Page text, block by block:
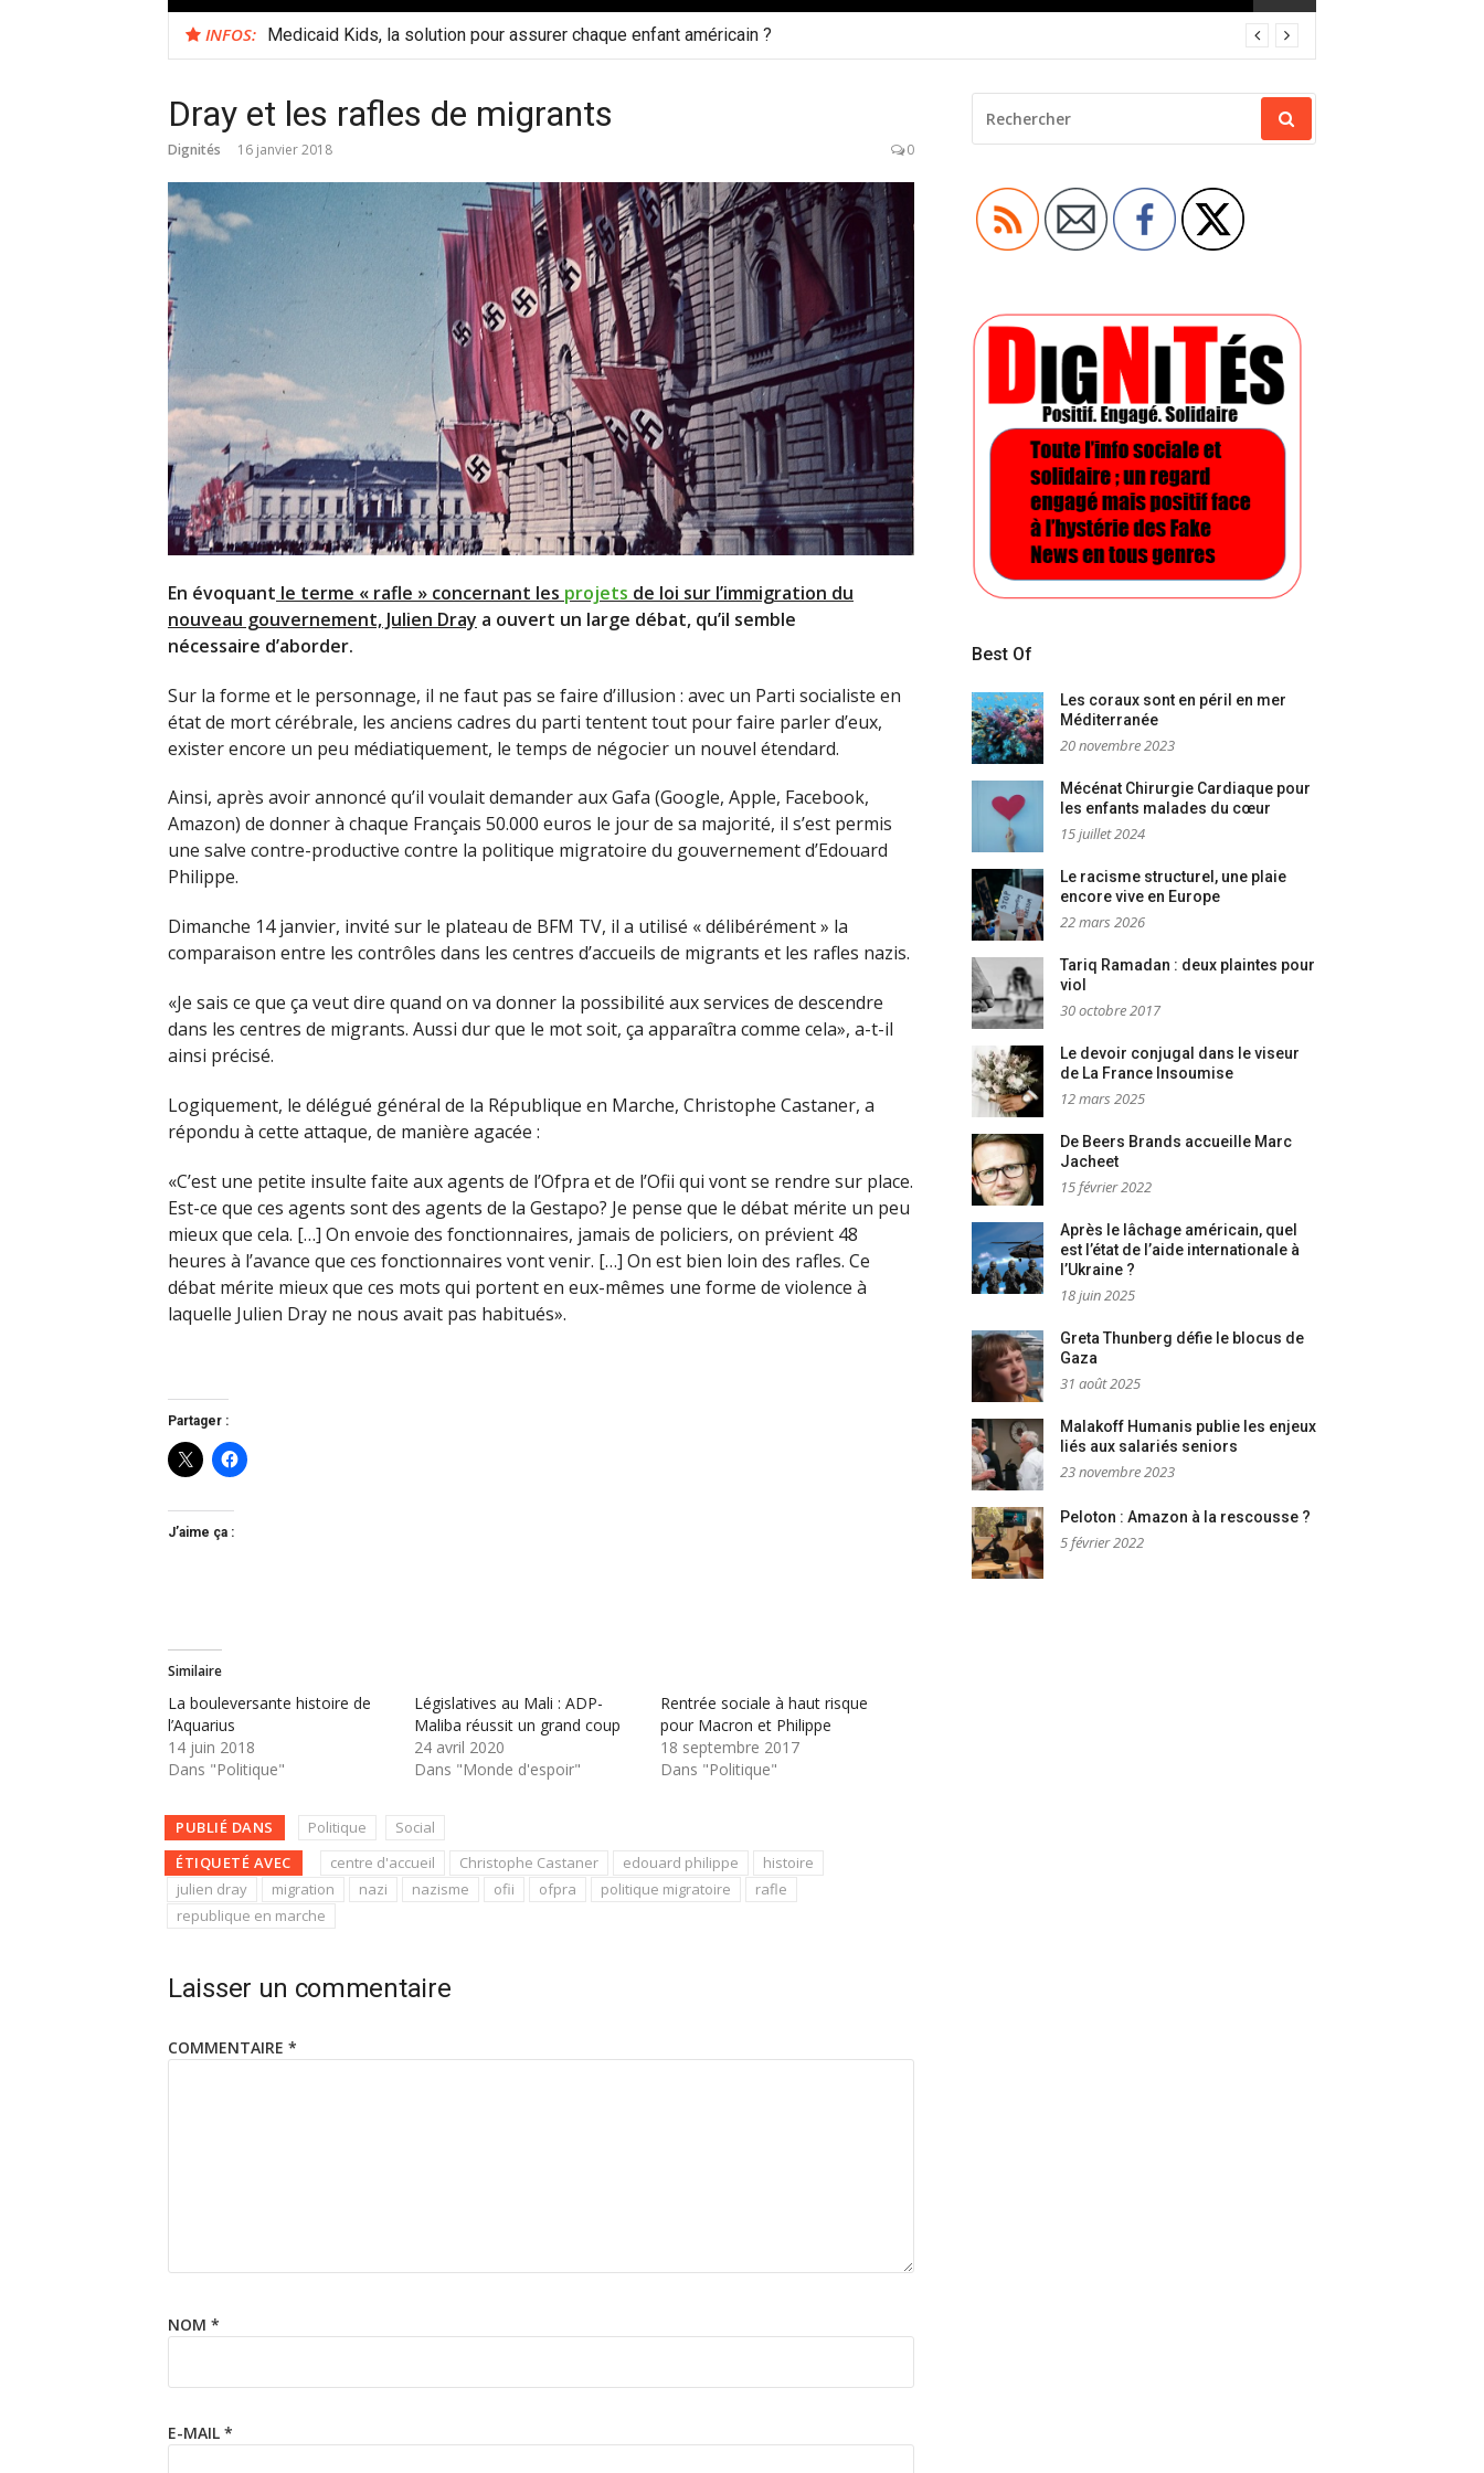
INFOS: Medicaid Kids, la solution pour assurer chaque enfant américain ?
Dray et les rafles de migrants
Dignités 16 janvier 2018 0
En évoquant le terme « rafle » concernant les projets de loi sur l’immigration du
nouveau gouvernement, Julien Dray a ouvert un large débat, qu’il semble
nécessaire d’aborder.
Sur la forme et le personnage, il ne faut pas se faire d’illusion : avec un Parti socialiste en
état de mort cérébrale, les anciens cadres du parti tentent tout pour faire parler d’eux,
exister encore un peu médiatiquement, le temps de négocier un nouvel étendard.
Ainsi, après avoir annoncé qu’il voulait demander aux Gafa (Google, Apple, Facebook,
Amazon) de donner à chaque Français 50.000 euros le jour de sa majorité, il s’est permis
une salve contre-productive contre la politique migratoire du gouvernement d’Edouard
Philippe.
Dimanche 14 janvier, invité sur le plateau de BFM TV, il a utilisé « délibérément » la
comparaison entre les contrôles dans les centres d’accueils de migrants et les rafles nazis.
«Je sais ce que ça veut dire quand on va donner la possibilité aux services de descendre
dans les centres de migrants. Aussi dur que le mot soit, ça apparaîtra comme cela», a-t-il
ainsi précisé.
Logiquement, le délégué général de la République en Marche, Christophe Castaner, a
répondu à cette attaque, de manière agacée :
«C’est une petite insulte faite aux agents de l’Ofpra et de l’Ofii qui vont se rendre sur place.
Est-ce que ces agents sont des agents de la Gestapo? Je pense que le débat mérite un peu
mieux que cela. […] On envoie des fonctionnaires, jamais de policiers, on prévient 48
heures à l’avance que ces fonctionnaires vont venir. […] On est bien loin des rafles. Ce
débat mérite mieux que ces mots qui portent en eux-mêmes une forme de violence à
laquelle Julien Dray ne nous avait pas habitués».
Partager :
J’aime ça :
Similaire
La bouleversante histoire de
l’Aquarius
14 juin 2018
Dans "Politique"
Législatives au Mali : ADP-
Maliba réussit un grand coup
24 avril 2020
Dans "Monde d'espoir"
Rentrée sociale à haut risque
pour Macron et Philippe
18 septembre 2017
Dans "Politique"
PUBLIÉ DANS Politique
Social
ÉTIQUETÉ AVEC
centre d'accueil Christophe Castaner edouard philippe
histoire
julien dray
migration nazi nazisme ofii ofpra politique migratoire
rafle
republique en marche
Laisser un commentaire
COMMENTAIRE *
NOM *
E-MAIL *
POUR
:
Best Of
Les coraux sont en péril en mer
Méditerranée
20 novembre 2023
Mécénat Chirurgie Cardiaque pour
les enfants malades du cœur
15 juillet 2024
Le racisme structurel, une plaie
encore vive en Europe
22 mars 2026
Tariq Ramadan : deux plaintes pour
viol
30 octobre 2017
Le devoir conjugal dans le viseur
de La France Insoumise
12 mars 2025
De Beers Brands accueille Marc
Jacheet
15 février 2022
Après le lâchage américain, quel
est l’état de l’aide internationale à
l’Ukraine ?
18 juin 2025
Greta Thunberg défie le blocus de
Gaza
31 août 2025
Malakoff Humanis publie les enjeux
liés aux salariés seniors
23 novembre 2023
Peloton : Amazon à la rescousse ?
5 février 2022